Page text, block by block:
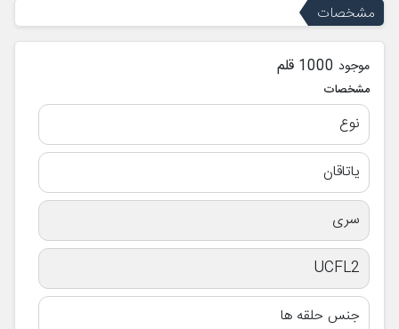
مشخصات
موجود 1000 قلم
مشخصات
نوع
یاتاقان
سری
UCFL2
جنس حلقه ها